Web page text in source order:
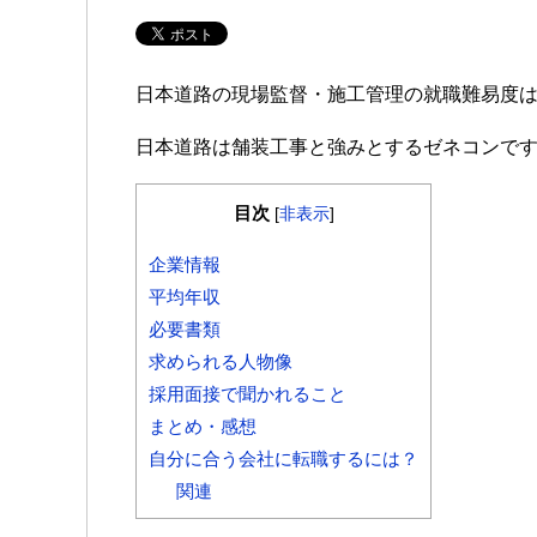
日本道路の現場監督・施工管理の就職難易度は
日本道路は舗装工事と強みとするゼネコンです
目次 [非表示]
企業情報
平均年収
必要書類
求められる人物像
採用面接で聞かれること
まとめ・感想
自分に合う会社に転職するには？
関連